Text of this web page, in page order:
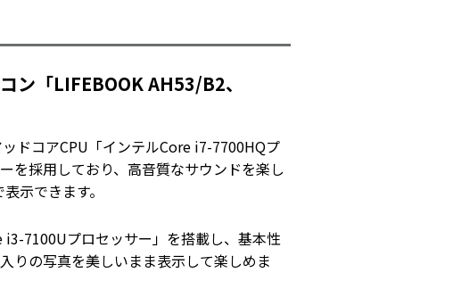
ン「LIFEBOOK AH53/B2、
ドコアCPU「インテルCore i7-7700HQプ
を採用しており、高音質なサウンドを楽し
示できます。
7100Uプロセッサー」を搭載し、基本性
りの写真を美しいまま表示して楽しめま